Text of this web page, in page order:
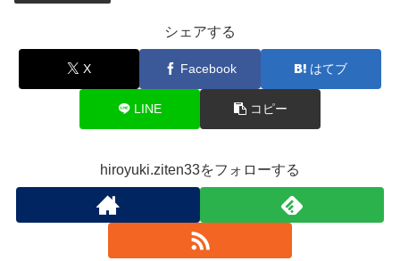
シェアする
X Facebook はてブ
LINE コピー
hiroyuki.ziten33をフォローする